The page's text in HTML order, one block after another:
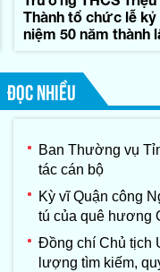
Thành tổ chức lễ kỷ
niệm 50 năm thành
ĐỌC NHIỀU
Ban Thường vụ
tác cán bộ
Kỳ vĩ Quận công
tú của quê hương
Đồng chí Chủ tịch
lượng tìm kiếm,